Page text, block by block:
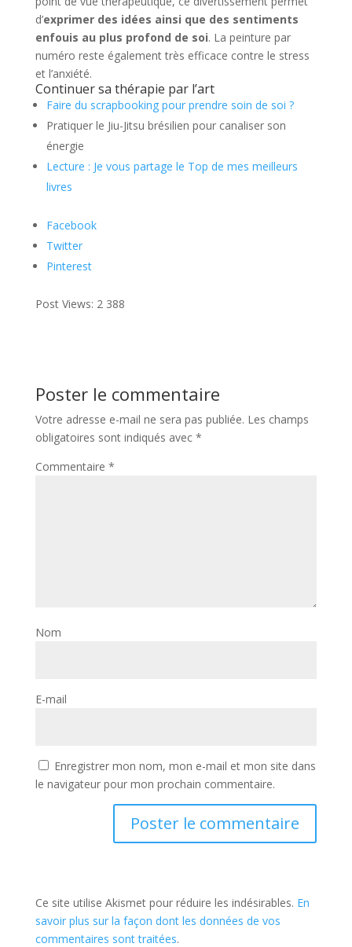
d’exprimer des idées ainsi que des sentiments
enfouis au plus profond de soi. La peinture par
numéro reste également très efficace contre le stress
et l’anxiété.
Continuer sa thérapie par l’art
Faire du scrapbooking pour prendre soin de soi ?
Pratiquer le Jiu-Jitsu brésilien pour canaliser son
énergie
Lecture : Je vous partage le Top de mes meilleurs
livres
Facebook
Twitter
Pinterest
Post Views: 2 388
Poster le commentaire
Votre adresse e-mail ne sera pas publiée. Les champs
obligatoires sont indiqués avec *
Commentaire *
Nom
E-mail
Enregistrer mon nom, mon e-mail et mon site dans
le navigateur pour mon prochain commentaire.
Ce site utilise Akismet pour réduire les indésirables. En
savoir plus sur la façon dont les données de vos
commentaires sont traitées.